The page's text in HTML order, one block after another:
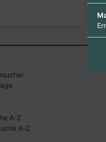
A-Z
A-Z